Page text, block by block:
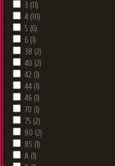
3 (11)
4 (10)
5 (6)
6 (1)
38 (2)
40 (2)
42 (1)
44 (1)
46 (1)
70 (1)
75 (2)
80 (2)
85 (1)
A (1)